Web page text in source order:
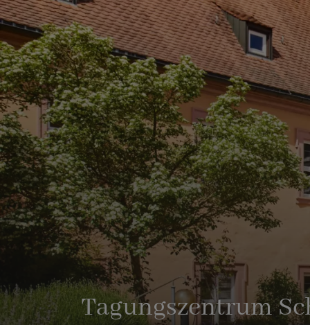
Tagungszentrum